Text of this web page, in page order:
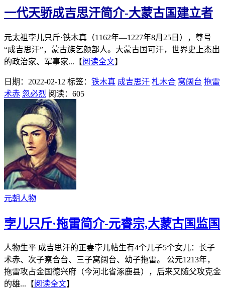
一代天骄成吉思汗简介-大蒙古国建立者
元太祖孛儿只斤·铁木真（1162年—1227年8月25日），尊号
“成吉思汗”，蒙古族乞颜部人。大蒙古国可汗，世界史上杰出
的政治家、军事家...【阅读全文】
日期：2022-02-12 标签： 铁木真 成吉思汗 札木合 窝阔台 拖雷
术赤 忽必烈 阅读：605
元朝人物
孛儿只斤·拖雷简介-元睿宗,大蒙古国监国
人物生平 成吉思汗的正妻孛儿帖生有4个儿子5个女儿：长子
术赤、次子察合台、三子窝阔台、幼子拖雷。 公元1213年，
拖雷攻占金国德兴府（今河北省涿鹿县），后来又随父攻克金
的雄...【阅读全文】